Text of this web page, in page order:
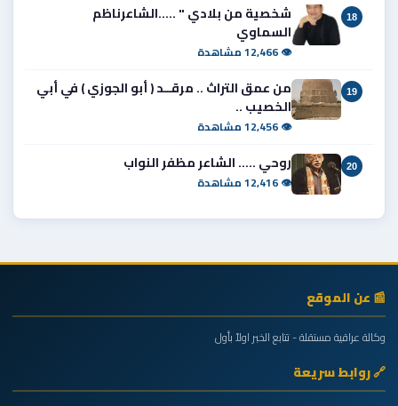
18
شخصية من بلادي " .....الشاعرناظم
السماوي
👁 12,466 مشاهدة
19
من عمق التراث .. مرقــد ( أبو الجوزي ) في أبي
الخصيب ..
👁 12,456 مشاهدة
20 روحي ..... الشاعر مظفر النواب
👁 12,416 مشاهدة
📰 عن الموقع
وكالة عراقية مستقلة - تتابع الخبر اولاً بأول
🔗 روابط سريعة